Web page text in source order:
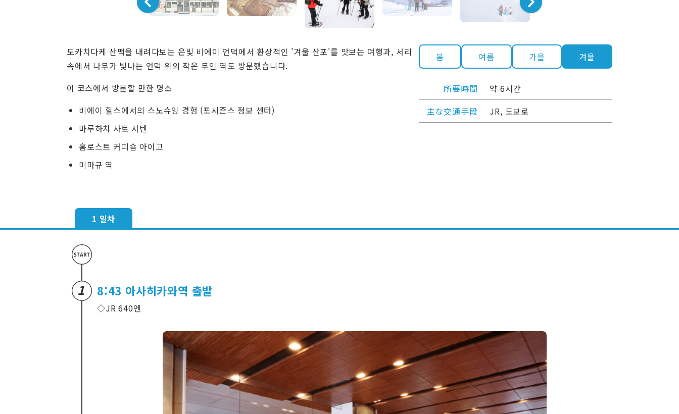
도카치다케 산맥을 내려다보는 은빛 비에이 언덕에서 환상적인 '겨울 산포'를 맛보는 여행과, 서리
속에서 나무가 빛나는 언덕 위의 작은 무인 역도 방문했습니다.
이 코스에서 방문할 만한 명소
비에이 힐스에서의 스노슈잉 경험 (포시즌스 정보 센터)
마루하치 사토 서텐
홈로스트 커피숍 아이고
미마규 역
봄 여름 가을 겨울
所要時間
약 6시간
主な交通手段
JR, 도보로
1 일차
1 8:43 아사히카와역 출발
◇JR 640엔